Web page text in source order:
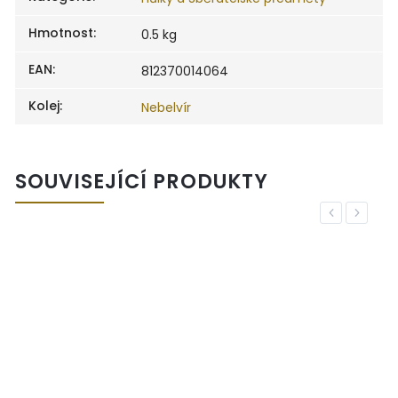
Hmotnost:
0.5 kg
EAN:
812370014064
Kolej: Nebelvír
SOUVISEJÍCÍ PRODUKTY
Previous
Next